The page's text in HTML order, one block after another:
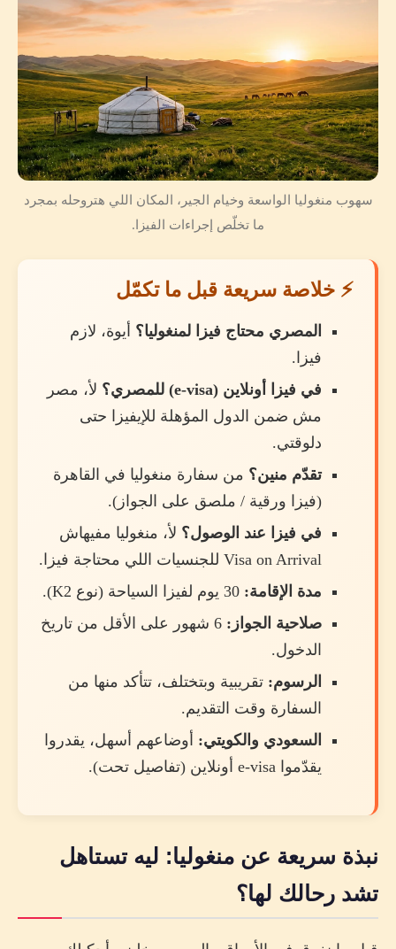
سهوب منغوليا الواسعة وخيام الجير، المكان اللي هتروحله بمجرد
ما تخلّص إجراءات الفيزا.
⚡ خلاصة سريعة قبل ما تكمّل
المصري محتاج فيزا لمنغوليا؟ أيوة، لازم
فيزا.
في فيزا أونلاين (e-visa) للمصري؟
لأ، مصر
مش ضمن الدول المؤهلة للإيفيزا حتى
دلوقتي.
تقدّم منين؟ من سفارة منغوليا في القاهرة
(فيزا ورقية / ملصق على الجواز).
في فيزا عند الوصول؟ لأ، منغوليا مفيهاش
Visa on Arrival للجنسيات اللي محتاجة فيزا.
مدة الإقامة:
صلاحية الجواز:
6 شهور على الأقل من تاريخ
الدخول.
الرسوم: تقريبية وبتختلف، تتأكد منها من
السفارة وقت التقديم.
السعودي والكويتي: أوضاعهم أسهل، يقدروا
يقدّموا e-visa أونلاين (تفاصيل تحت).
نبذة سريعة عن منغوليا: ليه تستاهل
تشد رحالك لها؟